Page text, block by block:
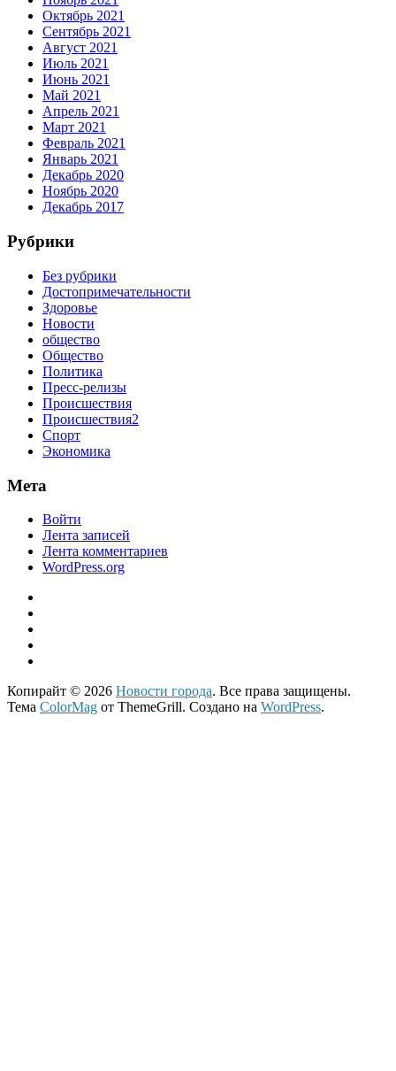
Октябрь 2021
Сентябрь 2021
Август 2021
Июль 2021
Июнь 2021
Май 2021
Апрель 2021
Март 2021
Февраль 2021
Январь 2021
Декабрь 2020
Ноябрь 2020
Декабрь 2017
Рубрики
Без рубрики
Достопримечательности
Здоровье
Новости
общество
Общество
Политика
Пресс-релизы
Происшествия
Происшествия2
Спорт
Экономика
Мета
Войти
Лента записей
Лента комментариев
WordPress.org
Копирайт © 2026 Новости города. Все права защищены.
Тема ColorMag от ThemeGrill. Создано на WordPress.